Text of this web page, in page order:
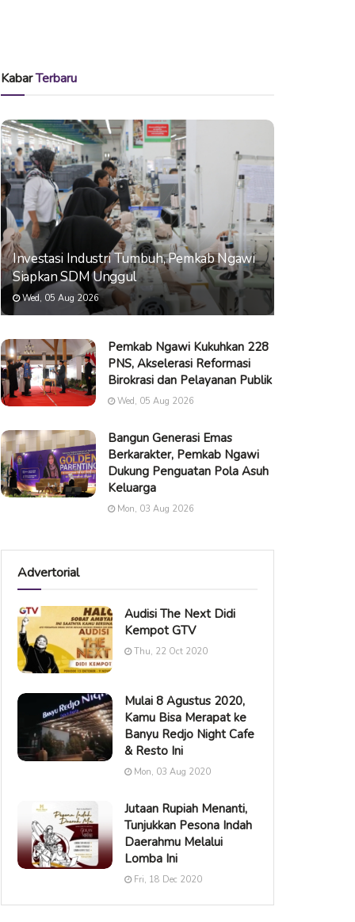
KabarTerbaru
Investasi Industri Tumbuh, Pemkab Ngawi
Siapkan SDM Unggul
Wed, 05 Aug 2026
Pemkab Ngawi Kukuhkan 228
PNS, Akselerasi Reformasi
Birokrasi dan Pelayanan Publik
Wed, 05 Aug 2026
Bangun Generasi Emas
Berkarakter, Pemkab Ngawi
Dukung Penguatan Pola Asuh
Keluarga
Mon, 03 Aug 2026
Advertorial
Audisi The Next Didi
Kempot GTV
Thu, 22 Oct 2020
Mulai 8 Agustus 2020,
Kamu Bisa Merapat ke
Banyu Redjo Night Cafe
& Resto Ini
Mon, 03 Aug 2020
Jutaan Rupiah Menanti,
Tunjukkan Pesona Indah
Daerahmu Melalui
Lomba Ini
Fri, 18 Dec 2020